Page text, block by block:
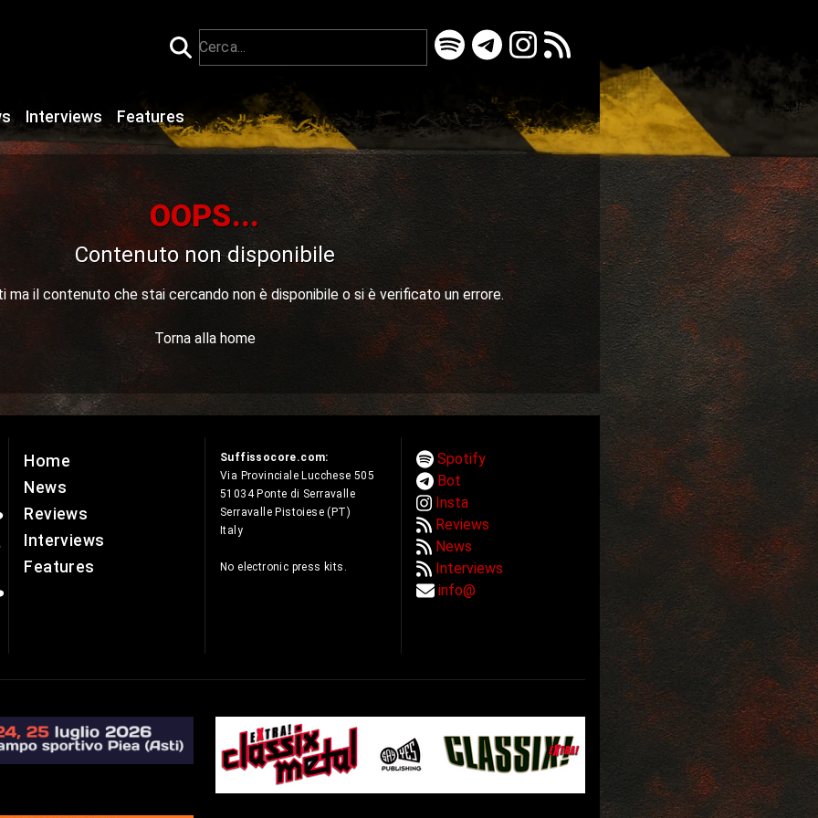
Interviews Features
OOPS...
Contenuto non disponibile
ma il contenuto che stai cercando non è disponibile o si è verificato un errore.
Torna alla home
Home
News
Reviews
Interviews
Features
Suffissocore.com:
Via Provinciale Lucchese 505
51034 Ponte di Serravalle
Serravalle Pistoiese (PT)
Italy
No electronic press kits.
Spotify
Bot
Insta
Reviews
News
Interviews
info@